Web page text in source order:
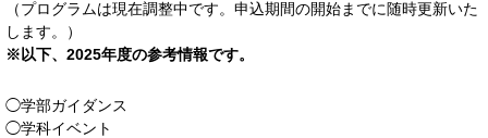
（プログラムは現在調整中です。申込期間の開始までに随時更新いた
します。）
※以下、2025年度の参考情報です。
◯学部ガイダンス
◯学科イベント